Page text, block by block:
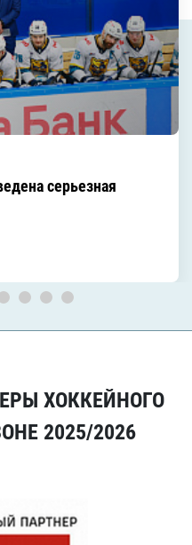
серьезная
ХОККЕЙНОГО
2025/2026